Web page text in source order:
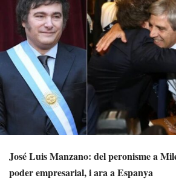
José Luis Manzano: del peronisme a
poder empresarial, i ara a Espanya